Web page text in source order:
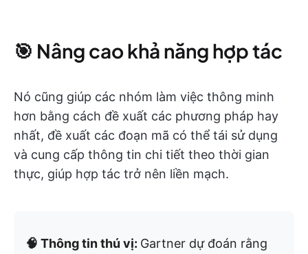
🎯 Nâng cao khả năng hợp tác
Nó cũng giúp các nhóm làm việc thông minh
hơn bằng cách đề xuất các phương pháp hay
nhất, đề xuất các đoạn mã có thể tái sử dụng
và cung cấp thông tin chi tiết theo thời gian
thực, giúp hợp tác trở nên liền mạch.
🧠 Thông tin thú vị: Gartner dự đoán rằng